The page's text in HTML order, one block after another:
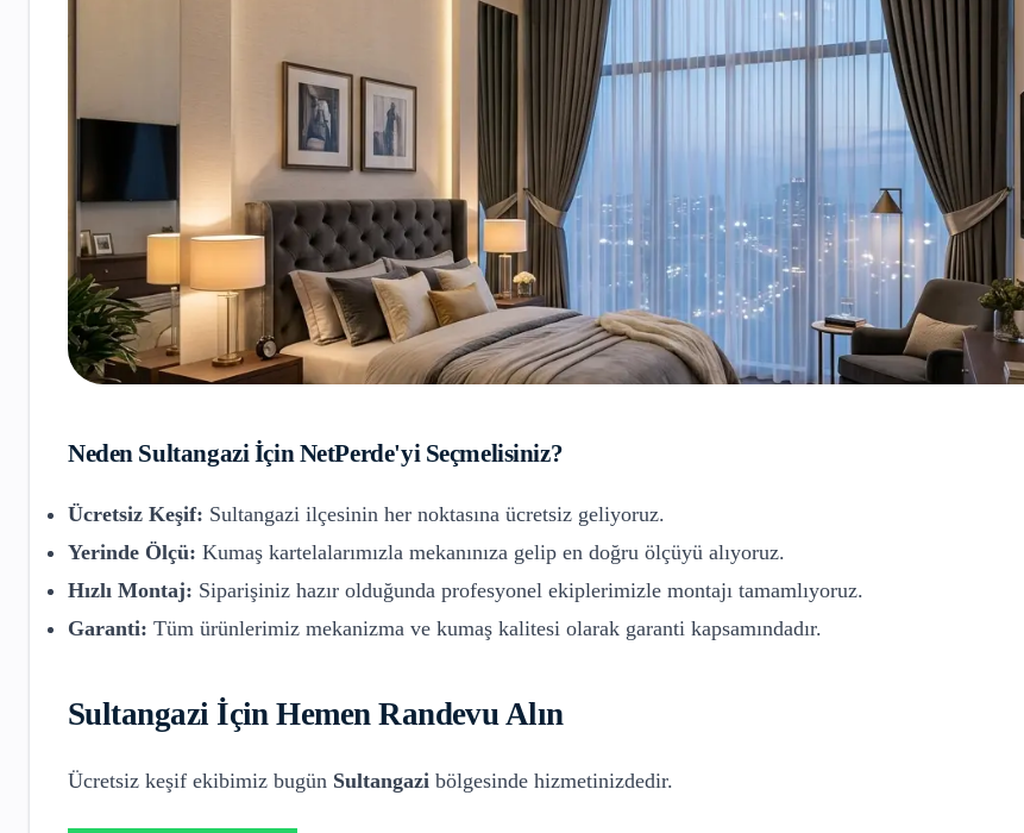
Neden Sultangaziİçin NetPerde'yi Seçmelisiniz?
Ücretsiz Keşif: Sultangazi ilçesinin her noktasına ücretsiz geliyoruz.
Yerinde Ölçü: Kumaş kartelalarımızla mekanınıza gelip en doğru ölçüyü alıyoruz.
Hızlı Montaj: Siparişiniz hazır olduğunda profesyonel ekiplerimizle montajı tamamlıyoruz.
Garanti: Tüm ürünlerimiz mekanizma ve kumaş kalitesi olarak garanti kapsamındadır.
Sultangaziİçin Hemen Randevu Alın
Ücretsiz keşif ekibimiz bugün Sultangazi bölgesinde hizmetinizdedir.